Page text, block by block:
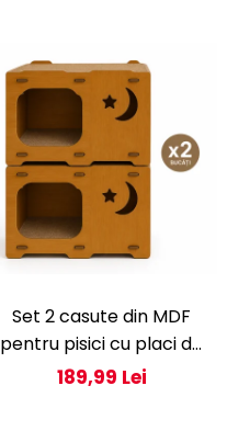
Set 2 casute din MDF
pentru pisici cu placi de
zgariat si terasa, Buntz,
189,99 Lei